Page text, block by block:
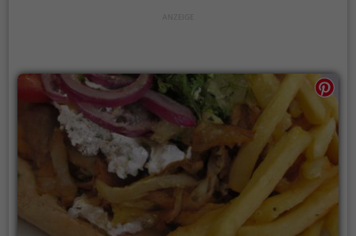
ein in die lebendige Atmosphäre des Rembetiko und
entdecke die kulinarische Vielfalt Griechenlands
mitten in Wien.